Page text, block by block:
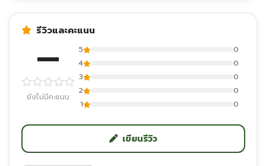
วัดห้วยรอบ
0 ม. temple
รีวิวและคะแนน
—
ยังไม่มีคะแนน
5
0
4
0
3
0
2
0
1
0
เขียนรีวิว